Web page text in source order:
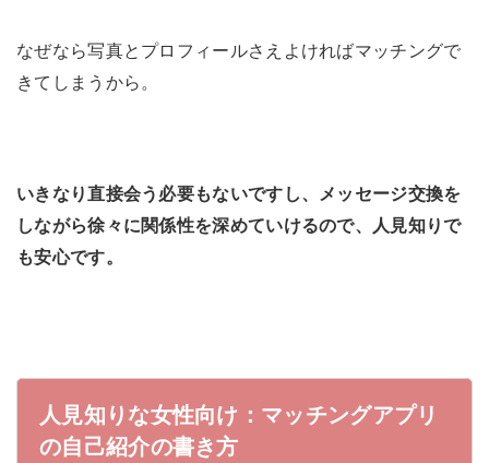
なぜなら写真とプロフィールさえよければマッチングで
きてしまうから。
いきなり直接会う必要もないですし、メッセージ交換を
しながら徐々に関係性を深めていけるので、人見知りで
も安心です。
人見知りな女性向け：マッチングアプリ
の自己紹介の書き方